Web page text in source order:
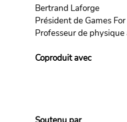
Bertrand Laforge
Président de Games
Professeur de
Coproduit avec